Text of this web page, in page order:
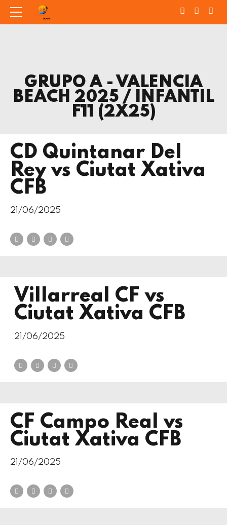
GRUPO A - VALENCIA
BEACH 2025 / INFANTIL
F11 (2X25)
CD Quintanar Del
Rey vs Ciutat Xativa
CFB
21/06/2025
Villarreal CF vs
Ciutat Xativa CFB
21/06/2025
CF Campo Real vs
Ciutat Xativa CFB
21/06/2025